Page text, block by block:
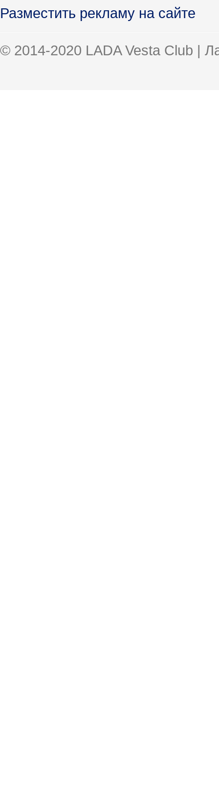
Разместить рекламу на сайте
© 2014-2020 LADA Vesta Club |